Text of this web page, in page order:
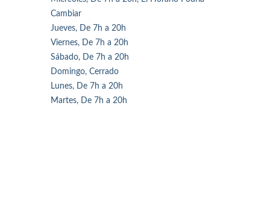
Cambiar
Jueves, De 7h a 20h
Viernes, De 7h a 20h
Sábado, De 7h a 20h
Domingo, Cerrado
Lunes, De 7h a 20h
Martes, De 7h a 20h